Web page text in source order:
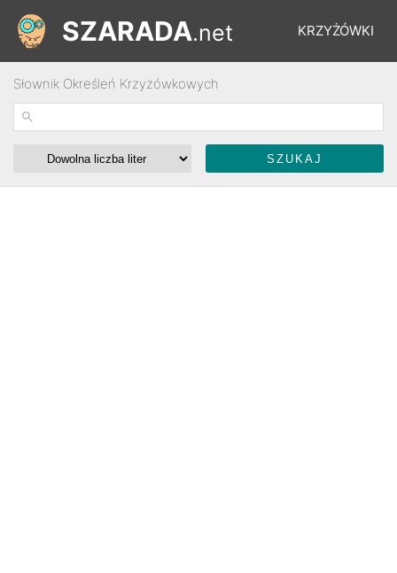
KRZYŻÓWKI
ŁAMIGŁÓWKI
SZARADA.net
Słownik Określeń Krzyżówkowych